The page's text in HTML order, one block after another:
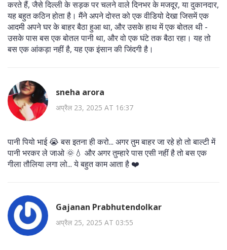
करते हैं, जैसे दिल्ली के सड़क पर चलने वाले दिनभर के मजदूर, या दुकानदार,
यह बहुत कठिन होता है। मैंने अपने दोस्त को एक वीडियो देखा जिसमें एक
आदमी अपने घर के बाहर बैठा हुआ था, और उसके हाथ में एक बोतल थी -
उसके पास बस एक बोतल पानी था, और वो एक घंटे तक बैठा रहा। यह तो
बस एक आंकड़ा नहीं है, यह एक इंसान की जिंदगी है।
sneha arora
अप्रैल 23, 2025 AT 16:37
पानी पियो भाई 😭 बस इतना ही करो... अगर तुम बाहर जा रहे हो तो बाल्टी में
पानी भरकर ले जाओ 🌞💧 और अगर तुम्हारे पास एसी नहीं है तो बस एक
गीला तौलिया लगा लो... ये बहुत काम आता है ❤️
Gajanan Prabhutendolkar
अप्रैल 25, 2025 AT 03:55